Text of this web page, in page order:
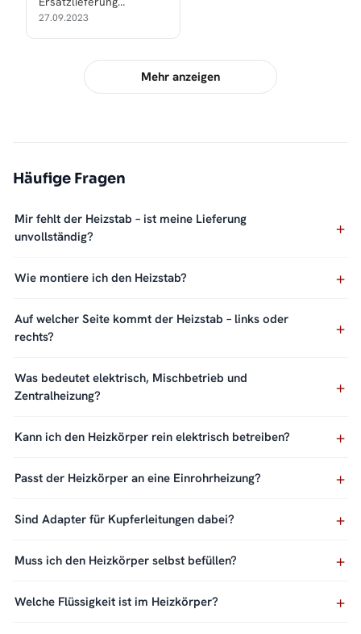
zukommen lassen.
27.09.2023
Mehr anzeigen
Häufige Fragen
Mir fehlt der Heizstab – ist meine Lieferung
unvollständig?
Wie montiere ich den Heizstab?
Auf welcher Seite kommt der Heizstab – links oder
rechts?
Was bedeutet elektrisch, Mischbetrieb und
Zentralheizung?
Kann ich den Heizkörper rein elektrisch betreiben?
Passt der Heizkörper an eine Einrohrheizung?
Sind Adapter für Kupferleitungen dabei?
Muss ich den Heizkörper selbst befüllen?
Welche Flüssigkeit ist im Heizkörper?